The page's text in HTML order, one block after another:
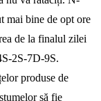
mai bine de opt ore
de la finalul zilei
2S-7D-9S.
produse de
să fie